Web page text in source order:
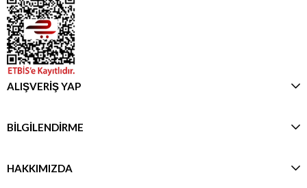
ALIŞVERİŞ YAP
BİLGİLENDİRME
HAKKIMIZDA